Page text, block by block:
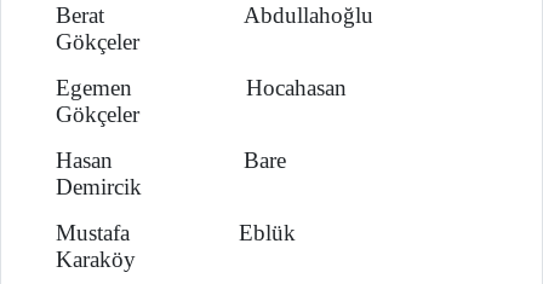
Berat Abdullahoğlu
Gökçeler
Egemen Hocahasan
Gökçeler
Hasan Bare
Demircik
Mustafa Eblük
Karaköy